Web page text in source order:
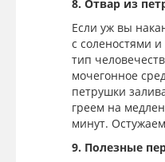
8. Отвар из
Если уж вы
с соленостями
тип
мочегонное
петрушки
греем на
минут.
9. Полезные